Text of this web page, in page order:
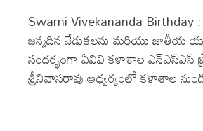
Swami Vivekananda
జన్మదిన వేడుకలను మరియు జాతీయ
సందర్భంగా ఏవివి కళాశాల
శ్రీనివాసరావు ఆధ్వర్యంలో కళాశాల